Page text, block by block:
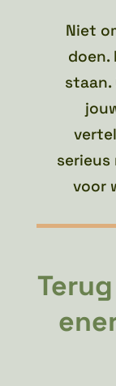
Niet
doen.
staan.
serieus
voor